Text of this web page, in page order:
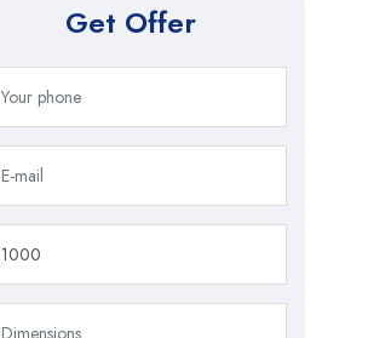
Get Offer